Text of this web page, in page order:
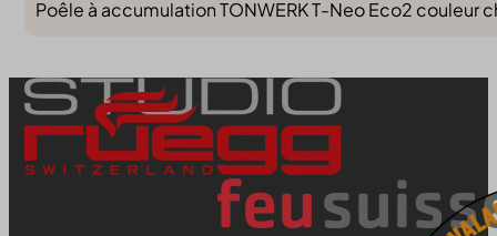
Poêle à accumulation TONWERK T-Neo Eco2 couleur